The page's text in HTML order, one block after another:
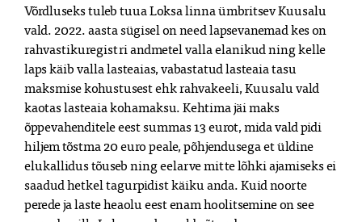
Võrdluseks tuleb tuua Loksa linna ümbritsev Kuusalu
vald. 2022. aasta sügisel on need lapsevanemad kes on
rahvastikuregistri andmetel valla elanikud ning kelle
laps käib valla lasteaias, vabastatud lasteaia tasu
maksmise kohustusest ehk rahvakeeli, Kuusalu vald
kaotas lasteaia kohamaksu. Kehtima jäi maks
õppevahenditele eest summas 13 eurot, mida vald pidi
hiljem tõstma 20 euro peale, põhjendusega et üldine
elukallidus tõuseb ning eelarve mitte lõhki ajamiseks ei
saadud hetkel tagurpidist käiku anda. Kuid noorte
perede ja laste heaolu eest enam hoolitsemine on see